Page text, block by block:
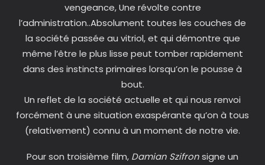
vengeance, Une révolte contre
l’administration..Absolument toutes les couches de
la société passée au vitriol, et qui démontre que
même l’être le plus lisse peut tomber rapidement
dans des instincts primaires lorsqu’on le pousse à
bout.
Un reflet de la société actuelle et qui nous renvoi
forcément à une situation exaspérante qu’on à tous
(relativement) connu à un moment de notre vie.
Pour son troisième film, Damian Szifronsigne un